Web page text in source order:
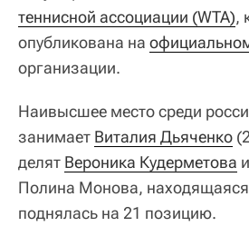
теннисной ассоциации (WTA),
опубликована на
организации.
Наивысшее место среди
занимает Виталия Дьяченко
делят Вероника Кудерметова
Полина Монова,
поднялась на 21 позицию.